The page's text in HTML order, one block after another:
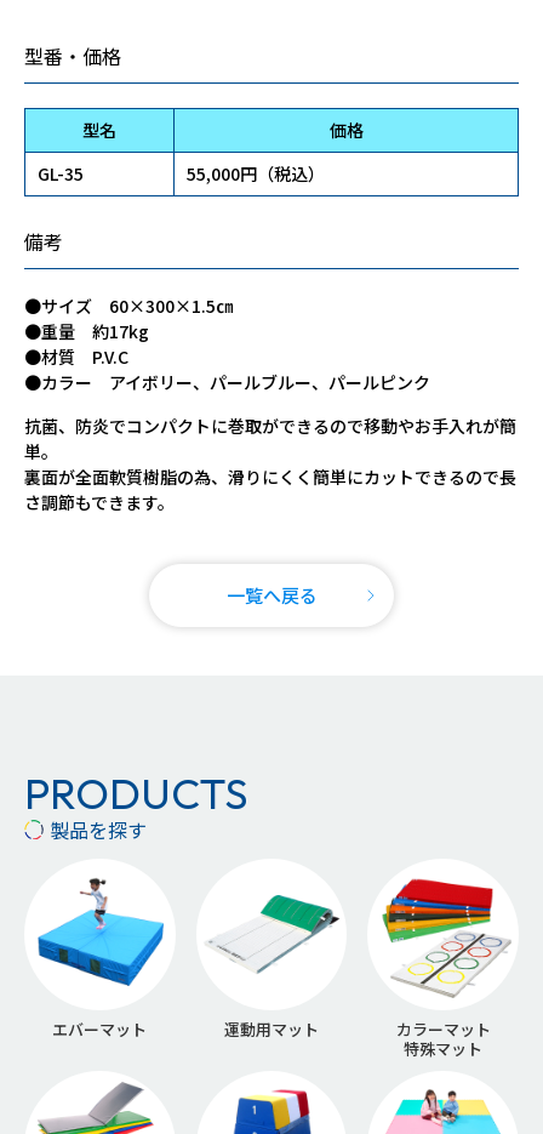
型番・価格
型名
価格
GL-35
55,000円（税込）
備考
●サイズ 60×300×1.5㎝
●重量 約17kg
●材質 P.V.C
●カラー アイボリー、パールブルー、パールピンク
抗菌、防炎でコンパクトに巻取ができるので移動やお手入れが簡
単。
裏面が全面軟質樹脂の為、滑りにくく簡単にカットできるので長
さ調節もできます。
一覧へ戻る
PRODUCTS
製品を探す
エバーマット 運動用マット
カラーマット
特殊マット